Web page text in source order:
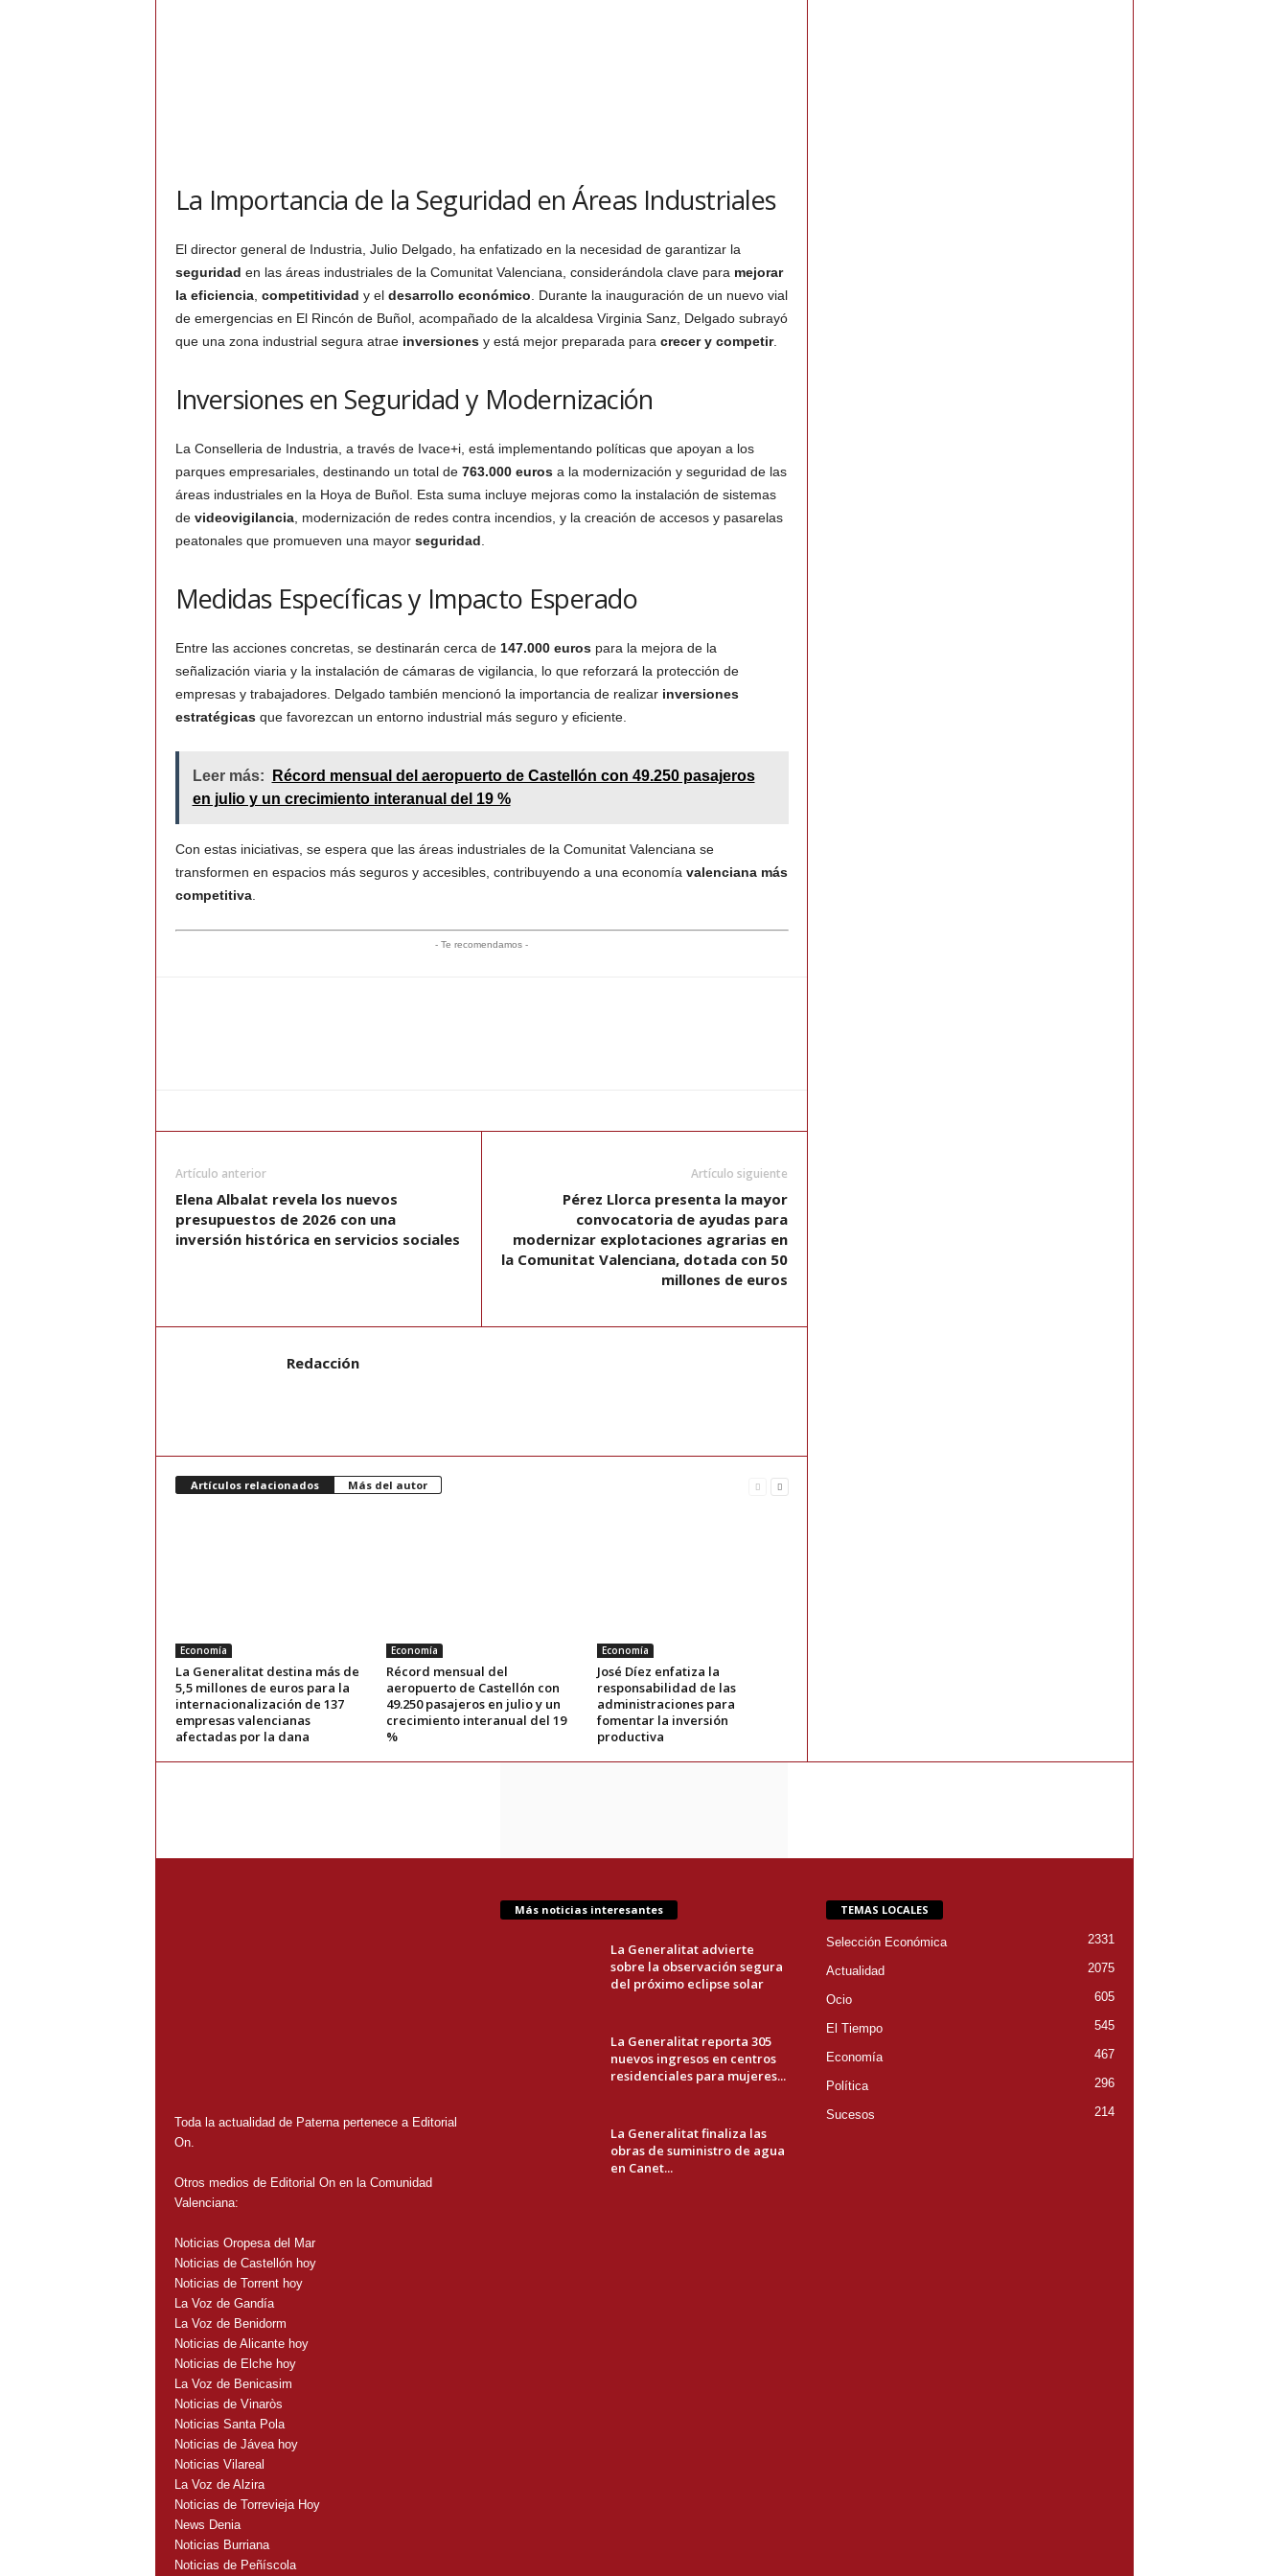
La Importancia de la Seguridad en Áreas Industriales
El director general de Industria, Julio Delgado, ha enfatizado en la necesidad de garantizar la
seguridad en las áreas industriales de la Comunitat Valenciana, considerándola clave para mejorar
la eficiencia, competitividad y el desarrollo económico. Durante la inauguración de un nuevo vial
de emergencias en El Rincón de Buñol, acompañado de la alcaldesa Virginia Sanz, Delgado subrayó
que una zona industrial segura atrae inversionesy está mejor preparada para crecer y competir.
Inversiones en Seguridad y Modernización
La Conselleria de Industria, a través de Ivace+i, está implementando políticas que apoyan a los
parques empresariales, destinando un total de 763.000 eurosa la modernización y seguridad de las
áreas industriales en la Hoya de Buñol. Esta suma incluye mejoras como la instalación de sistemas
de videovigilancia, modernización de redes contra incendios, y la creación de accesos y pasarelas
peatonales que promueven una mayor seguridad.
Medidas Específicas y Impacto Esperado
Entre las acciones concretas, se destinarán cerca de 147.000 eurospara la mejora de la
señalización viaria y la instalación de cámaras de vigilancia, lo que reforzará la protección de
empresas y trabajadores. Delgado también mencionó la importancia de realizar inversiones
estratégicasque favorezcan un entorno industrial más seguro y eficiente.
Leer más:
Récord mensual del aeropuerto de Castellón con 49.250 pasajeros
en julio y un crecimiento interanual del 19 %
Con estas iniciativas, se espera que las áreas industriales de la Comunitat Valenciana se
transformen en espacios más seguros y accesibles, contribuyendo a una economía valenciana más
competitiva.
- Te recomendamos -
Artículo anterior
Elena Albalat revela los nuevos
presupuestos de 2026 con una
inversión histórica en servicios sociales
Artículo siguiente
Pérez Llorca presenta la mayor
convocatoria de ayudas para
modernizar explotaciones agrarias en
la Comunitat Valenciana, dotada con 50
millones de euros
Redacción
Artículos relacionados Más del autor
Economía
La Generalitat destina más de
5,5 millones de euros para la
internacionalización de 137
empresas valencianas
afectadas por la dana
Economía
Récord mensual del
aeropuerto de Castellón con
49.250 pasajeros en julio y un
crecimiento interanual del 19
%
Economía
José Díez enfatiza la
responsabilidad de las
administraciones para
fomentar la inversión
productiva
Toda la actualidad de Paterna pertenece a Editorial
On.
Otros medios de Editorial On en la Comunidad
Valenciana:
Noticias Oropesa del Mar
Noticias de Castellón hoy
Noticias de Torrent hoy
La Voz de Gandía
La Voz de Benidorm
Noticias de Alicante hoy
Noticias de Elche hoy
La Voz de Benicasim
Noticias de Vinaròs
Noticias Santa Pola
Noticias de Jávea hoy
Noticias Vilareal
La Voz de Alzira
Noticias de Torrevieja Hoy
News Denia
Noticias Burriana
Noticias de Peñíscola
Más noticias interesantes
La Generalitat advierte
sobre la observación segura
del próximo eclipse solar
La Generalitat reporta 305
nuevos ingresos en centros
residenciales para mujeres...
La Generalitat finaliza las
obras de suministro de agua
en Canet...
TEMAS LOCALES
Selección Económica 2331
Actualidad 2075
Ocio 605
El Tiempo 545
Economía 467
Política 296
Sucesos 214